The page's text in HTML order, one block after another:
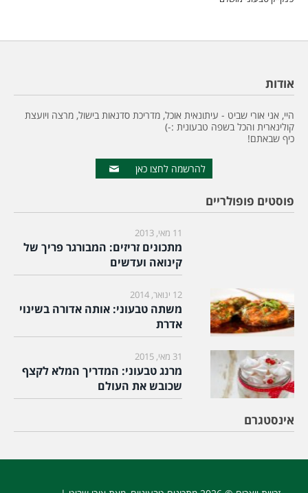
אודות
היי, אני אורי שביט - עיתונאית אוכל, מדריכת סדנאות בישול, מרצה ויועצת
קולינארית והכל בשפה טבעונית :-)
כיף שבאתם!
להרשמה לחצו כאן
פוסטים פופולריים
11 מאי, 2013
מתכונים זריזים: המבורגר פריך של
קינואה ועדשים
12 ינואר, 2014
משתה טבעוני: אותה אדורה בשינוי
אדרת
31 מאי, 2015
מרנג טבעוני: המדריך המלא לקצף
שכובש את העולם
אינסטגרם